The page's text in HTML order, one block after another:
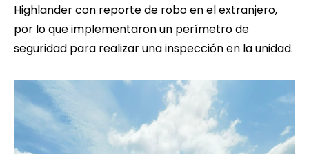
Highlander con reporte de robo en el extranjero,
por lo que implementaron un perímetro de
seguridad para realizar una inspección en la unidad.